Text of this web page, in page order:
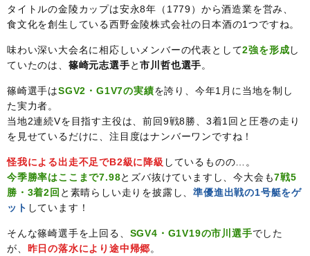
タイトルの金陵カップは安永8年（1779）から酒造業を営み、
食文化を創生している西野金陵株式会社の日本酒の1つですね。
味わい深い大会名に相応しいメンバーの代表として2強を形成し
ていたのは、 篠崎元志選手と市川哲也選手。
篠崎選手はSGV2・G1V7の実績を誇り、今年1月に当地を制し
た実力者。
当地2連続Vを目指す主役は、前回9戦8勝、3着1回と圧巻の走り
を見せているだけに、注目度はナンバーワンですね！
怪我による出走不足でB2級に降級 しているものの…。
今季勝率はここまで7.98とズバ抜けていますし、今大会も7戦5
勝・3着2回 と素晴らしい走りを披露し、準優進出戦の1号艇をゲ
ット しています！
そんな篠崎選手を上回る、 SGV4・G1V19の市川選手でした
が、 昨日の落水により途中帰郷。